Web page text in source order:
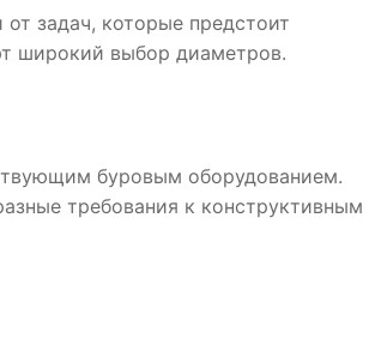
задач, которые предстоит
широкий выбор диаметров.
буровым оборудованием.
требования к конструктивным